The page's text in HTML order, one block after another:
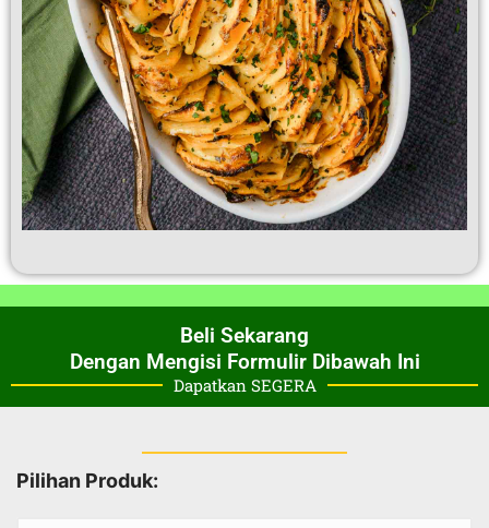
Beli Sekarang
Dengan Mengisi Formulir Dibawah Ini
Dapatkan SEGERA
Pilihan Produk: